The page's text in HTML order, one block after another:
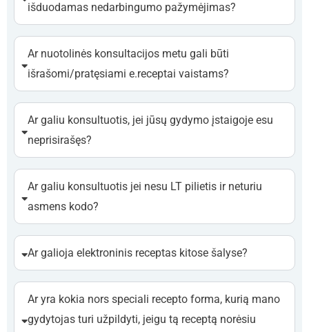
išduodamas nedarbingumo pažymėjimas?
Ar nuotolinės konsultacijos metu gali būti
išrašomi/pratęsiami e.receptai vaistams?
Ar galiu konsultuotis, jei jūsų gydymo įstaigoje esu
neprisirašęs?
Ar galiu konsultuotis jei nesu LT pilietis ir neturiu
asmens kodo?
Ar galioja elektroninis receptas kitose šalyse?
Ar yra kokia nors speciali recepto forma, kurią mano
gydytojas turi užpildyti, jeigu tą receptą norėsiu